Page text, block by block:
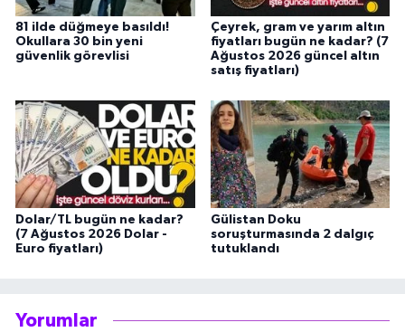
81 ilde düğmeye basıldı!
Okullara 30 bin yeni
güvenlik görevlisi
Çeyrek, gram ve yarım altın
fiyatları bugün ne kadar? (7
Ağustos 2026 güncel altın
satış fiyatları)
Dolar/TL bugün ne kadar?
(7 Ağustos 2026 Dolar -
Euro fiyatları)
Gülistan Doku
soruşturmasında 2 dalgıç
tutuklandı
Yorumlar